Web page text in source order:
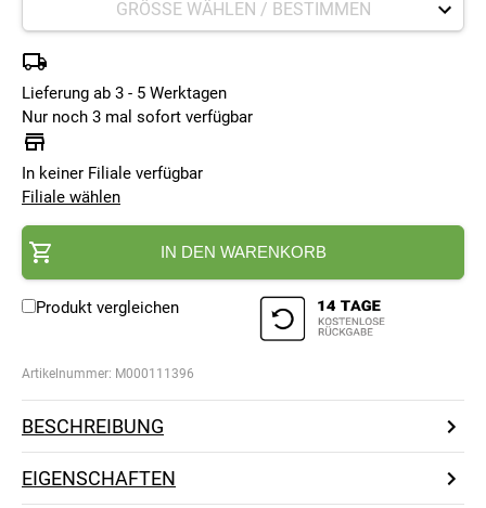
Lieferung ab 3 - 5 Werktagen
Nur noch 3 mal sofort verfügbar
In keiner Filiale verfügbar
Filiale wählen
IN DEN WARENKORB
Produkt vergleichen
Artikelnummer: M000111396
BESCHREIBUNG
EIGENSCHAFTEN